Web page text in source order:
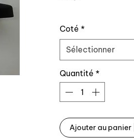
en option côté
100% origine,
l’original.
Références origine:
6001014609 gauche
OEM mirror for
Coté *
Sélectionner
Quantité *
Ajouter au